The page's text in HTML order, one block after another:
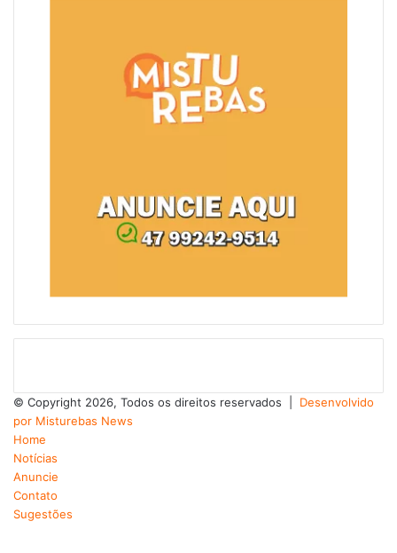
© Copyright 2026, Todos os direitos reservados | Desenvolvido
por Misturebas News
Home
Notícias
Anuncie
Contato
Sugestões